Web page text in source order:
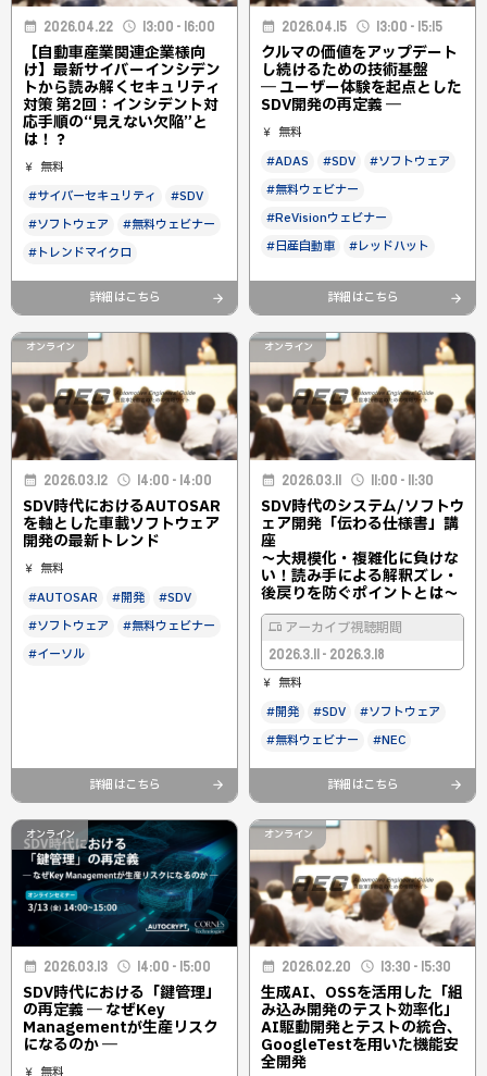
2026.04.22 13:00 - 16:00
【自動車産業関連企業様向
け】最新サイバーインシデン
トから読み解くセキュリティ
対策 第2回：インシデント対
応手順の“見えない欠陥”と
は！？
無料
#サイバーセキュリティ
#SDV
#ソフトウェア
#無料ウェビナー
#トレンドマイクロ
詳細はこちら
2026.04.15 13:00 - 15:15
クルマの価値をアップデート
し続けるための技術基盤
― ユーザー体験を起点とした
SDV開発の再定義 ―
無料
#ADAS #SDV
#ソフトウェア
#無料ウェビナー
#ReVisionウェビナー
#日産自動車
#レッドハット
詳細はこちら
オンライン
2026.03.12 14:00 - 14:00
SDV時代におけるAUTOSAR
を軸とした車載ソフトウェア
開発の最新トレンド
無料
#AUTOSAR #開発
#SDV
#ソフトウェア
#無料ウェビナー
#イーソル
詳細はこちら
オンライン
2026.03.11 11:00 - 11:30
SDV時代のシステム/ソフトウ
ェア開発「伝わる仕様書」講
座
～大規模化・複雑化に負けな
い！読み手による解釈ズレ・
後戻りを防ぐポイントとは～
アーカイブ視聴期間
2026.3.11 - 2026.3.18
無料
#開発 #SDV
#ソフトウェア
#無料ウェビナー
#NEC
詳細はこちら
オンライン
2026.03.13 14:00 - 15:00
SDV時代における「鍵管理」
の再定義 ― なぜKey
Managementが生産リスク
になるのか ―
無料
オンライン
2026.02.20 13:30 - 15:30
生成AI、OSSを活用した「組
み込み開発のテスト効率化」
AI駆動開発とテストの統合、
GoogleTestを用いた機能安
全開発